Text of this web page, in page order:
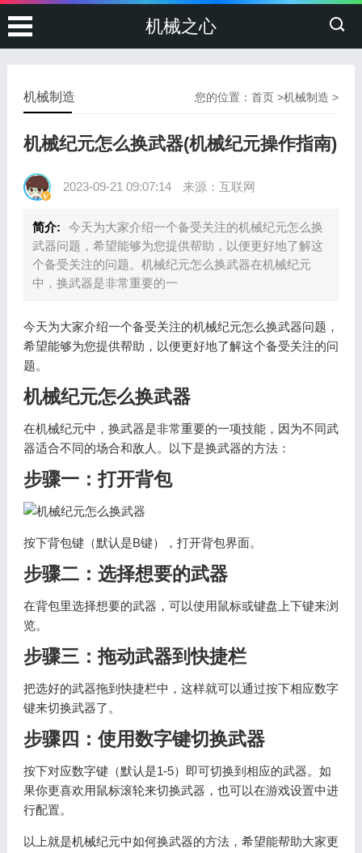
机械之心
您的位置：首页 >机械制造 >
机械制造
机械纪元怎么换武器(机械纪元操作指南)
2023-09-21 09:07:14 来源：互联网
简介:
今天为大家介绍一个备受关注的机械纪元怎么换
武器问题，希望能够为您提供帮助，以便更好地了解这
个备受关注的问题。机械纪元怎么换武器在机械纪元
中，换武器是非常重要的一
今天为大家介绍一个备受关注的机械纪元怎么换武器问题，
希望能够为您提供帮助，以便更好地了解这个备受关注的问
题。
机械纪元怎么换武器
在机械纪元中，换武器是非常重要的一项技能，因为不同武
器适合不同的场合和敌人。以下是换武器的方法：
步骤一：打开背包
按下背包键（默认是B键），打开背包界面。
步骤二：选择想要的武器
在背包里选择想要的武器，可以使用鼠标或键盘上下键来浏
览。
步骤三：拖动武器到快捷栏
把选好的武器拖到快捷栏中，这样就可以通过按下相应数字
键来切换武器了。
步骤四：使用数字键切换武器
按下对应数字键（默认是1-5）即可切换到相应的武器。如
果你更喜欢用鼠标滚轮来切换武器，也可以在游戏设置中进
行配置。
以上就是机械纪元中如何换武器的方法，希望能帮助大家更